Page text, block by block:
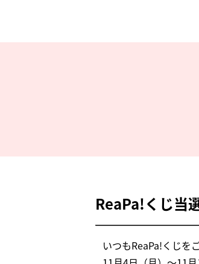
ReaPa!くじ当
いつもReaPa!くじを